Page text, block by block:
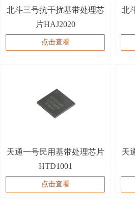
北斗三号抗干扰基带处理芯
片HAJ2020
点击查看
北
天通一号民用基带处理芯片
HTD1001
点击查看
天